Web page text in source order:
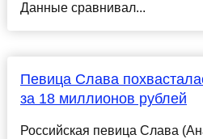
Данные сравнивал...
Певица Слава
за 18 миллионов рублей
Российская певица Слава